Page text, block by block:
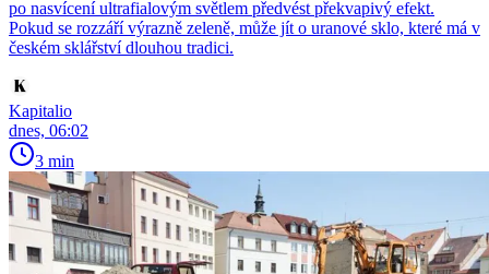
po nasvícení ultrafialovým světlem předvést překvapivý efekt.
Pokud se rozzáří výrazně zeleně, může jít o uranové sklo, které má v
českém sklářství dlouhou tradici.
Kapitalio
dnes, 06:02
3 min